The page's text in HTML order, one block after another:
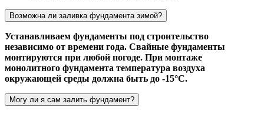
Возможна ли заливка фундамента зимой?
Устанавливаем фундаменты под строительство
независимо от времени года. Свайные фундаменты
монтируются при любой погоде. При монтаже
монолитного фундамента температура воздуха
окружающей среды должна быть до -15°С.
Могу ли я сам залить фундамент?